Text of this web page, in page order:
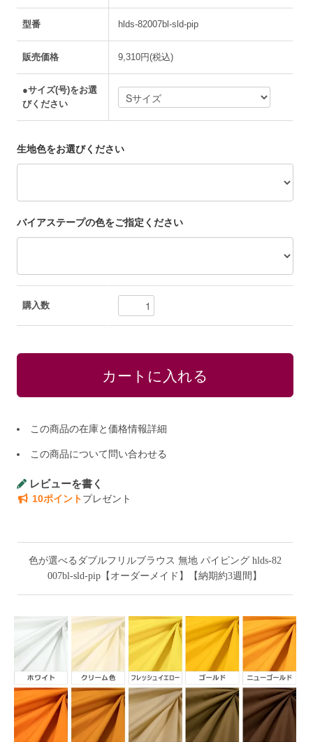
型番 hlds-82007bl-sld-pip
販売価格 9,310円(税込)
●サイズ(号)をお選
びください
生地色をお選びください
バイアステープの色をご指定ください
購入数
この商品の在庫と価格情報詳細
この商品について問い合わせる
レビューを書く
10ポイントプレゼント
色が選べるダブルフリルブラウス 無地 パイピング hlds-82
007bl-sld-pip【オーダーメイド】【納期約3週間】